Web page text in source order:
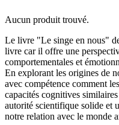
Aucun produit trouvé.
Le livre "Le singe en nous"
livre car il offre une
comportementales et
En explorant les origines de
avec compétence comment
capacités cognitives
autorité scientifique solide et
notre relation avec le monde